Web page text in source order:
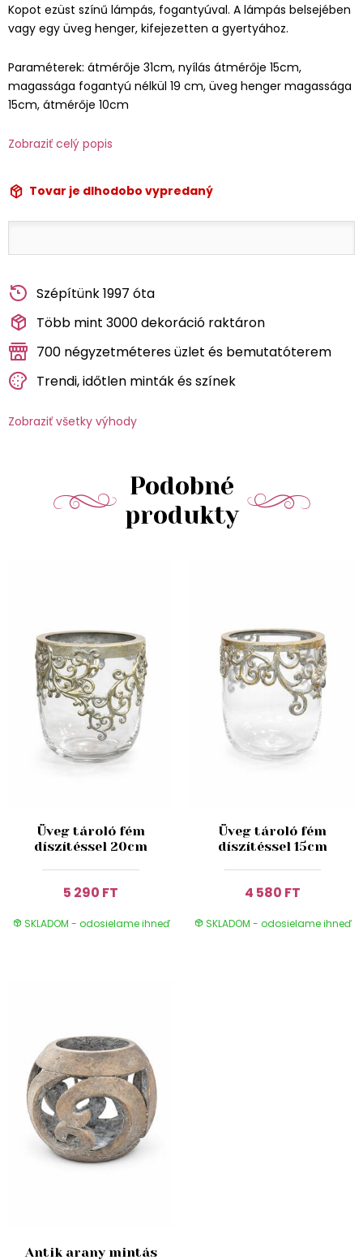
Kopot ezüst színű lámpás, fogantyúval. A lámpás belsejében
vagy egy üveg henger, kifejezetten a gyertyához.
Paraméterek: átmérője 31cm, nyílás átmérője 15cm,
magassága fogantyú nélkül 19 cm, üveg henger magassága
15cm, átmérője 10cm
Zobraziť celý popis
Tovar je dlhodobo vypredaný
Szépítünk 1997 óta
Több mint 3000 dekoráció raktáron
700 négyzetméteres üzlet és bemutatóterem
Trendi, időtlen minták és színek
Zobraziť všetky výhody
Podobné
produkty
Üveg tároló fém
díszítéssel 20cm
5 290 FT
SKLADOM - odosielame ihneď
Üveg tároló fém
díszítéssel 15cm
4 580 FT
SKLADOM - odosielame ihneď
Antik arany mintás